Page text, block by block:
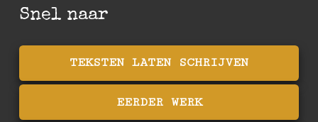
Snel naar
TEKSTEN LATEN SCHRIJVEN
EERDER WERK